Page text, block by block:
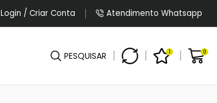
5% OFF No Pagamento Por PIX Ou Boleto.
Login / Criar Conta Atendimento Whatsapp
PESQUISAR 1 0